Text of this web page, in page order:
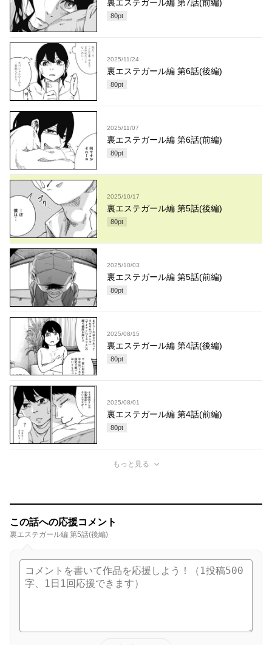
裏エステガール編 第7話(前編)
80pt
2025/11/24
裏エステガール編 第6話(後編)
80pt
2025/11/07
裏エステガール編 第6話(前編)
80pt
2025/10/17
裏エステガール編 第5話(後編)
80pt
2025/10/03
裏エステガール編 第5話(前編)
80pt
2025/08/15
裏エステガール編 第4話(後編)
80pt
2025/08/01
裏エステガール編 第4話(前編)
80pt
もっと見る
この話への応援コメント
裏エステガール編 第5話(後編)